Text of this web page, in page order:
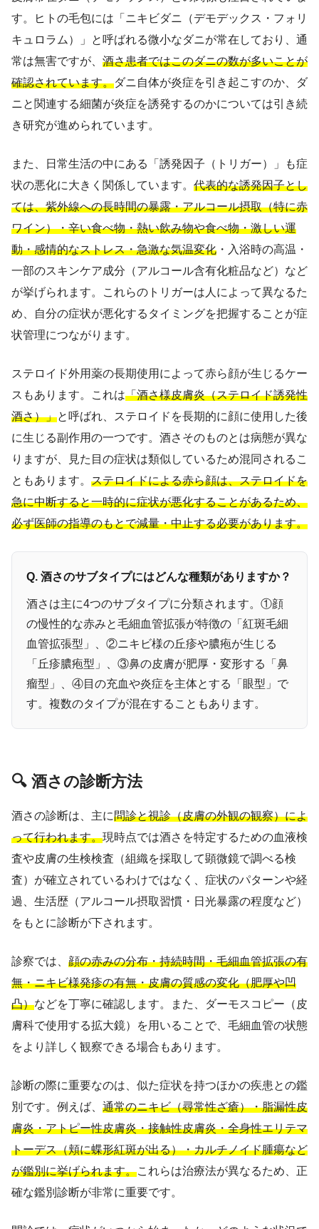
す。ヒトの毛包には「ニキビダニ（デモデックス・フォリ
キュロラム）」と呼ばれる微小なダニが常在しており、通
常は無害ですが、 酒さ患者ではこのダニの数が多いことが
確認されています。ダニ自体が炎症を引き起こすのか、ダ
ニと関連する細菌が炎症を誘発するのかについては引き続
き研究が進められています。
また、日常生活の中にある「誘発因子（トリガー）」も症
状の悪化に大きく関係しています。 代表的な誘発因子とし
ては、紫外線への長時間の暴露・アルコール摂取（特に赤
ワイン）・辛い食べ物・熱い飲み物や食べ物・激しい運
動・感情的なストレス・急激な気温変化 ・入浴時の高温・
一部のスキンケア成分（アルコール含有化粧品など）など
が挙げられます。これらのトリガーは人によって異なるた
め、自分の症状が悪化するタイミングを把握することが症
状管理につながります。
ステロイド外用薬の長期使用によって赤ら顔が生じるケー
スもあります。これは「酒さ様皮膚炎（ステロイド誘発性
酒さ）」と呼ばれ、ステロイドを長期的に顔に使用した後
に生じる副作用の一つです。酒さそのものとは病態が異な
りますが、見た目の症状は類似しているため混同されるこ
ともあります。 ステロイドによる赤ら顔は、ステロイドを
急に中断すると一時的に症状が悪化することがあるため、
必ず医師の指導のもとで減量・中止する必要があります。
Q. 酒さのサブタイプにはどんな種類がありますか？
酒さは主に4つのサブタイプに分類されます。①顔
の慢性的な赤みと毛細血管拡張が特徴の「紅斑毛細
血管拡張型」、②ニキビ様の丘疹や膿疱が生じる
「丘疹膿疱型」、③鼻の皮膚が肥厚・変形する「鼻
瘤型」、④目の充血や炎症を主体とする「眼型」で
す。複数のタイプが混在することもあります。
🔍 酒さの診断方法
酒さの診断は、主に問診と視診（皮膚の外観の観察）によ
って行われます。現時点では酒さを特定するための血液検
査や皮膚の生検検査（組織を採取して顕微鏡で調べる検
査）が確立されているわけではなく、症状のパターンや経
過、生活歴（アルコール摂取習慣・日光暴露の程度など）
をもとに診断が下されます。
診察では、 顔の赤みの分布・持続時間・毛細血管拡張の有
無・ニキビ様発疹の有無・皮膚の質感の変化（肥厚や凹
凸）などを丁寧に確認します。また、ダーモスコピー（皮
膚科で使用する拡大鏡）を用いることで、毛細血管の状態
をより詳しく観察できる場合もあります。
診断の際に重要なのは、似た症状を持つほかの疾患との鑑
別です。例えば、 通常のニキビ（尋常性ざ瘡）・脂漏性皮
膚炎・アトピー性皮膚炎・接触性皮膚炎・全身性エリテマ
トーデス（頬に蝶形紅斑が出る）・カルチノイド腫瘍など
が鑑別に挙げられます。これらは治療法が異なるため、正
確な鑑別診断が非常に重要です。